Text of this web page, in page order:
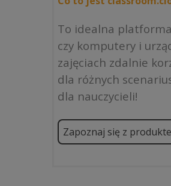
To idealna
czy komputery i
zajęciach zdalnie
dla różnych
dla nauczycieli!
Zapoznaj się z